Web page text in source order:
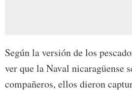
Según la versión de los
ver que la Naval nicaragüense
compañeros, ellos dieron